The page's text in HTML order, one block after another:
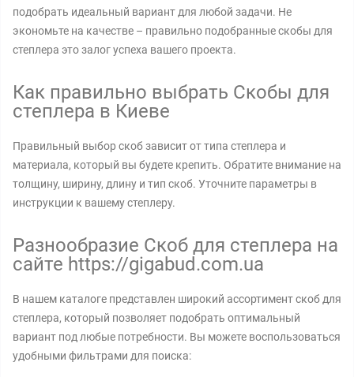
подобрать идеальный вариант для любой задачи. Не
экономьте на качестве – правильно подобранные скобы для
степлера это залог успеха вашего проекта.
Как правильно выбрать Скобы для
степлера в Киеве
Правильный выбор скоб зависит от типа степлера и
материала, который вы будете крепить. Обратите внимание на
толщину, ширину, длину и тип скоб. Уточните параметры в
инструкции к вашему степлеру.
Разнообразие Скоб для степлера на
сайте https://gigabud.com.ua
В нашем каталоге представлен широкий ассортимент скоб для
степлера, который позволяет подобрать оптимальный
вариант под любые потребности. Вы можете воспользоваться
удобными фильтрами для поиска: